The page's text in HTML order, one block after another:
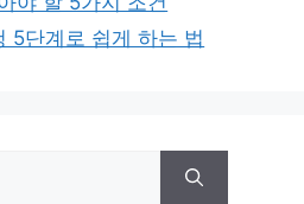
5단계로 쉽게 하는 법